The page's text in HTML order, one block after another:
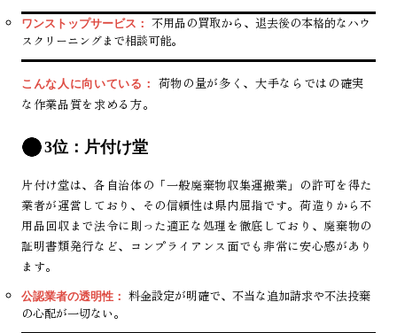
ワンストップサービス： 不用品の買取から、退去後の本格的なハウ
スクリーニングまで相談可能。
こんな人に向いている：
荷物の量が多く、大手ならではの確実
な作業品質を求める方。
3位：片付け堂
片付け堂は、各自治体の「一般廃棄物収集運搬業」の許可を得た
業者が運営しており、その信頼性は県内屈指です。荷造りから不
用品回収まで法令に則った適正な処理を徹底しており、廃棄物の
証明書類発行など、コンプライアンス面でも非常に安心感があり
ます。
公認業者の透明性： 料金設定が明確で、不当な追加請求や不法投棄
の心配が一切ない。